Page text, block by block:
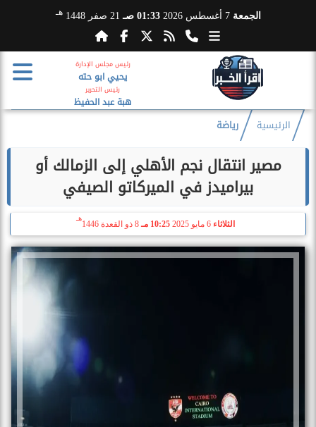
الجمعة 7 أغسطس 2026 01:33 صـ 21 صفر 1448 هـ
رئيس مجلس الإدارة
يحيي ابو حته
رئيس التحرير
هبة عبد الحفيظ
الرئيسية رياضة
مصير انتقال نجم الأهلي إلى الزمالك أو
بيراميدز في الميركاتو الصيفي
الثلاثاء 6 مايو 2025 10:25 مـ 8 ذو القعدة 1446
هـ